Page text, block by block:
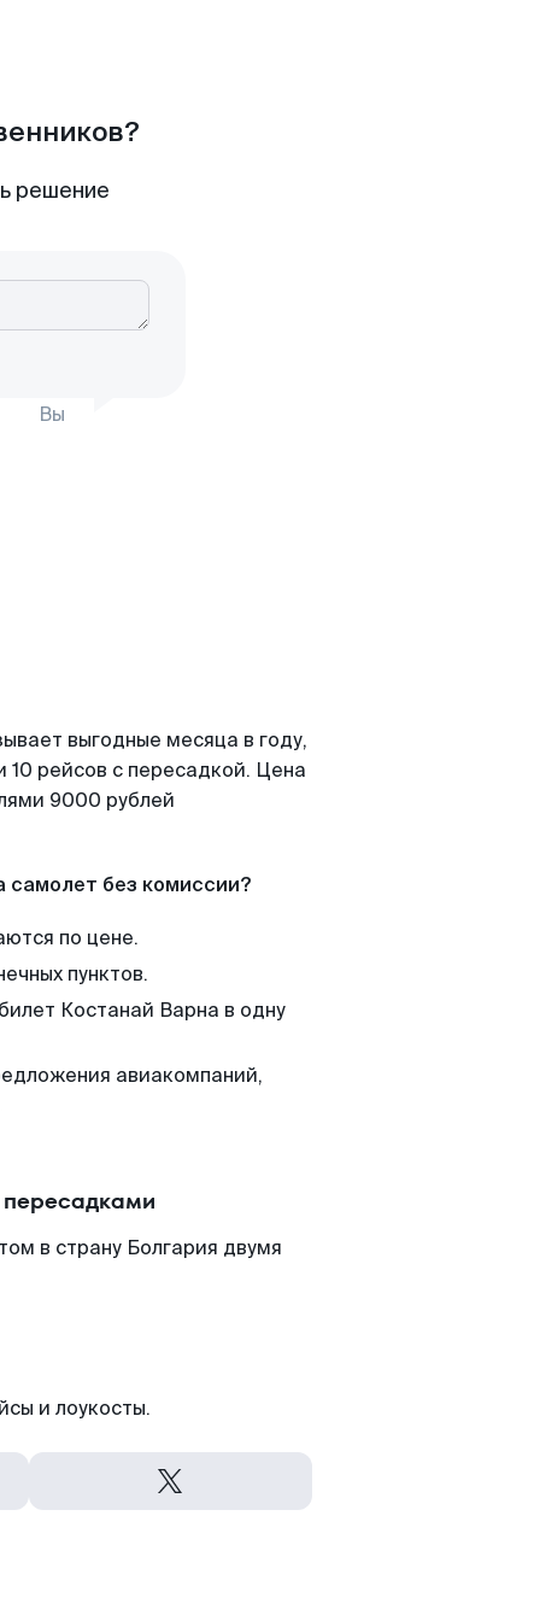
решение
Вы
выгодные месяца в году,
рейсов с пересадкой. Цена
9000 рублей
самолет без комиссии?
по цене.
пунктов.
Костанай Варна в одну
авиакомпаний,
в страну Болгария двумя
и лоукосты.